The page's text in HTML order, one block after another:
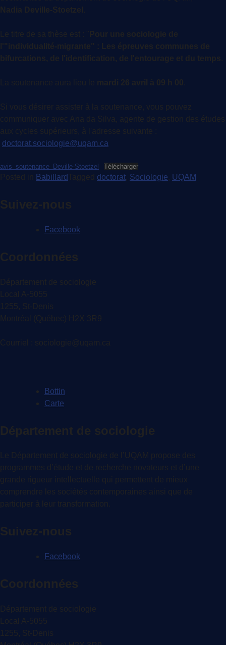
Nadia Deville-Stoetzel
Le titre de sa thèse est : " Pour une sociologie de
l'"individualité-migrante" : Les épreuves communes de
bifurcations, de l'identification, de l'entourage et du temps
La soutenance aura lieu le mardi 26 avril à 09 h 00
Si vous désirer assister à la soutenance, vous pouvez
communiquer avec Ana da Silva, agente de gestion des études
aux cycles supérieurs, à l'adresse suivante :
doctorat.sociologie@uqam.ca
avis_soutenance_Deville-Stoetzel Télécharger
Posted in Babillard Tagged doctorat, Sociologie, UQAM
Suivez-nous
Facebook
Coordonnées
Département de sociologie
Local A-5055
1255, St-Denis
Montréal (Québec) H2X 3R9
Courriel : sociologie@uqam.ca
Bottin
Carte
Département de sociologie
Le Département de sociologie de l’UQAM propose des
programmes d’étude et de recherche novateurs et d’une
grande rigueur intellectuelle qui permettent de mieux
comprendre les sociétés contemporaines ainsi que de
participer à leur transformation.
Suivez-nous
Facebook
Coordonnées
Département de sociologie
Local A-5055
1255, St-Denis